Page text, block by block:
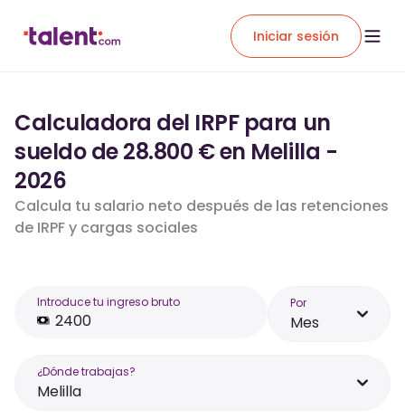
Iniciar sesión
Calculadora del IRPF para un
sueldo de 28.800 € en Melilla -
2026
Calcula tu salario neto después de las retenciones
de IRPF y cargas sociales
Introduce tu ingreso bruto Por
Mes
¿Dónde trabajas?
Melilla